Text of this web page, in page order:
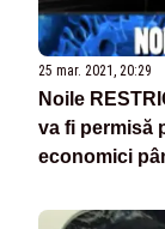
25 mar. 2021, 20:29
Noile
va fi permisă
economici